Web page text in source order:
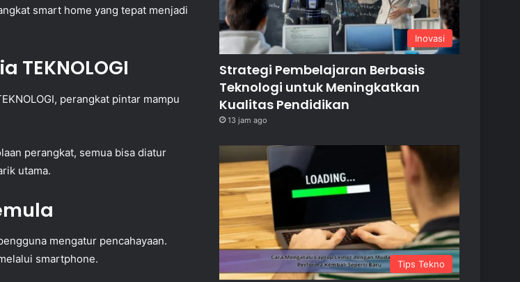
smart home yang tepat menjadi
perangkat pintar mampu
perangkat, semua bisa diatur
utama.
mengatur pencahayaan.
smartphone.
Inovasi
Strategi Pembelajaran Berbasis
Teknologi untuk Meningkatkan
Kualitas Pendidikan
13 jam ago
Tips Tekno